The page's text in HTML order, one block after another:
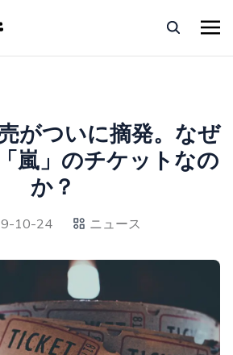
がついに摘発。なぜ
嵐」のチケットなの
か？
10-24 ニュース